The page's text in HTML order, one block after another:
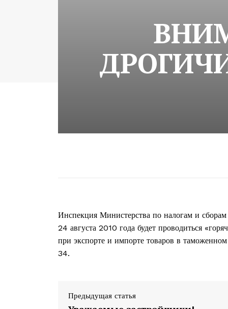
Инспекция Министерства по налогам и
24 августа 2010 года будет проводиться
при экспорте и импорте товаров в
34.
Предыдущая статья